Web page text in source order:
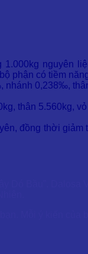
nguyên
phận có tiềm
nhánh 0,238‰,
thân 5.560kg,
đồng thời giảm